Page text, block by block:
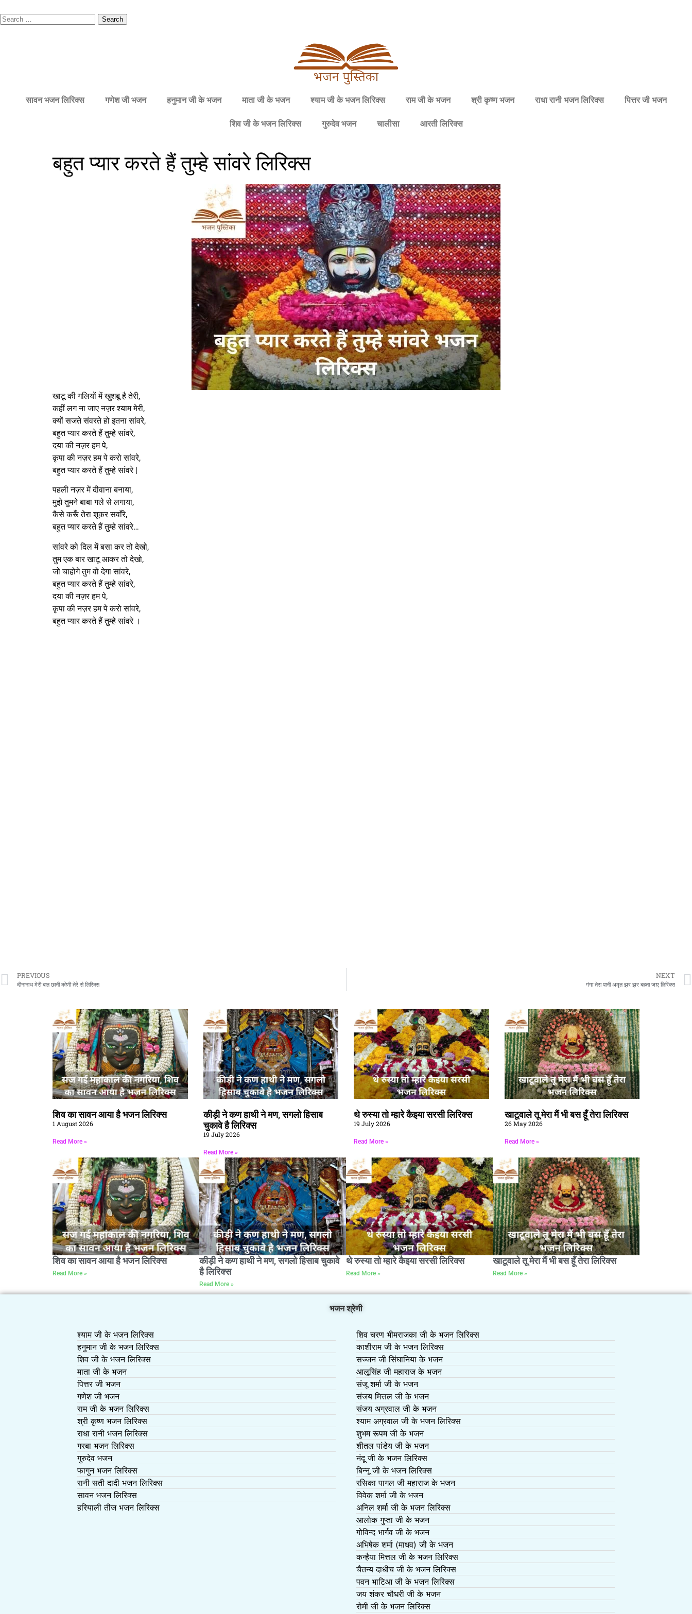
सावन भजन लिरिक्स गणेश जी भजन हनुमान जी के भजन माता जी के भजन श्याम जी के भजन लिरिक्स राम जी के भजन श्री कृष्ण भजन राधा रानी भजन लिरिक्स पित्तर जी भजन
शिव जी के भजन लिरिक्स गुरुदेव भजन चालीसा आरती लिरिक्स
बहुत प्यार करते हैं तुम्हे सांवरे लिरिक्स
खाटू की गलियों में खुशबू है तेरी,
कहीं लग ना जाए नज़र श्याम मेरी,
क्यों सजते संवरते हो इतना सांवरे,
बहुत प्यार करते हैं तुम्हे सांवरे,
दया की नज़र हम पे,
कृपा की नज़र हम पे करो सांवरे,
बहुत प्यार करते हैं तुम्हे सांवरे |
पहली नज़र में दीवाना बनाया,
मुझे तुमने बाबा गले से लगाया,
कैसे करूँ तेरा शूकर सवाँरे,
बहुत प्यार करते हैं तुम्हे सांवरे…
सांवरे को दिल में बसा कर तो देखो,
तुम एक बार खाटू आकर तो देखो,
जो चाहोगे तुम वो देगा सांवरे,
बहुत प्यार करते हैं तुम्हे सांवरे,
दया की नज़र हम पे,
कृपा की नज़र हम पे करो सांवरे,
बहुत प्यार करते हैं तुम्हे सांवरे ।
PREVIOUS
दीनानाथ मेरी बात छानी कोणी तेरे से लिरिक्स
NEXT
गंगा तेरा पानी अमृत झर झर बहता जाए लिरिक्स
शिव का सावन आया है भजन लिरिक्स
1 August 2026
Read More »
कीड़ी ने कण हाथी ने मण, सगलो हिसाब
चुकावे है लिरिक्स
19 July 2026
Read More »
थे रुस्या तो म्हारे कैइया सरसी लिरिक्स
19 July 2026
Read More »
खाटूवाले तू मेरा मैं भी बस हूँ तेरा लिरिक्स
26 May 2026
Read More »
शिव का सावन आया है भजन लिरिक्स
Read More »
कीड़ी ने कण हाथी ने मण, सगलो हिसाब चुकावे
है लिरिक्स
Read More »
थे रुस्या तो म्हारे कैइया सरसी लिरिक्स
Read More »
खाटूवाले तू मेरा मैं भी बस हूँ तेरा लिरिक्स
Read More »
भजन श्रेणी
श्याम जी के भजन लिरिक्स
हनुमान जी के भजन लिरिक्स
शिव जी के भजन लिरिक्स
माता जी के भजन
पित्तर जी भजन
गणेश जी भजन
राम जी के भजन लिरिक्स
श्री कृष्ण भजन लिरिक्स
राधा रानी भजन लिरिक्स
गरबा भजन लिरिक्स
गुरुदेव भजन
फागुन भजन लिरिक्स
रानी सती दादी भजन लिरिक्स
सावन भजन लिरिक्स
हरियाली तीज भजन लिरिक्स
शिव चरण भीमराजका जी के भजन लिरिक्स
काशीराम जी के भजन लिरिक्स
सज्जन जी सिंघानिया के भजन
आलूसिंह जी महाराज के भजन
संजू शर्मा जी के भजन
संजय मित्तल जी के भजन
संजय अग्रवाल जी के भजन
श्याम अग्रवाल जी के भजन लिरिक्स
शुभम रूपम जी के भजन
शीतल पांडेय जी के भजन
नंदू जी के भजन लिरिक्स
बिन्नू जी के भजन लिरिक्स
रसिका पागल जी महाराज के भजन
विवेक शर्मा जी के भजन
अनिल शर्मा जी के भजन लिरिक्स
आलोक गुप्ता जी के भजन
गोविन्द भार्गव जी के भजन
अभिषेक शर्मा (माधव) जी के भजन
कन्हैया मित्तल जी के भजन लिरिक्स
चैतन्य दाधीच जी के भजन लिरिक्स
पवन भाटिआ जी के भजन लिरिक्स
जय शंकर चौधरी जी के भजन
रोमी जी के भजन लिरिक्स